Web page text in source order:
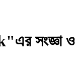
সংজ্ঞা ও